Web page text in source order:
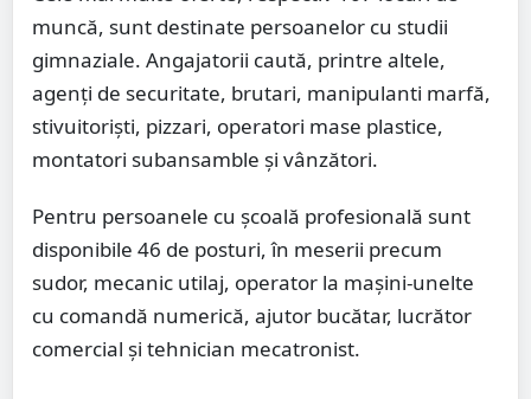
muncă, sunt destinate persoanelor cu studii
gimnaziale. Angajatorii caută, printre altele,
agenți de securitate, brutari, manipulanti marfă,
stivuitoriști, pizzari, operatori mase plastice,
montatori subansamble și vânzători.
Pentru persoanele cu școală profesională sunt
disponibile 46 de posturi, în meserii precum
sudor, mecanic utilaj, operator la mașini-unelte
cu comandă numerică, ajutor bucătar, lucrător
comercial și tehnician mecatronist.